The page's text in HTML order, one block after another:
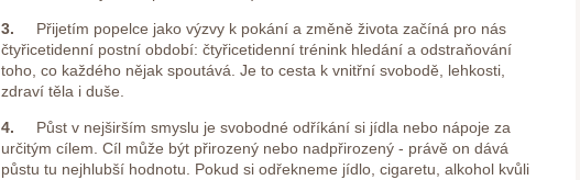
3. Přijetím popelce jako výzvy k pokání a změně života začíná pro nás
čtyřicetidenní postní období: čtyřicetidenní trénink hledání a odstraňování
toho, co každého nějak spoutává. Je to cesta k vnitřní svobodě, lehkosti,
zdraví těla i duše.
4. Půst v nejširším smyslu je svobodné odříkání si jídla nebo nápoje za
určitým cílem. Cíl může být přirozený nebo nadpřirozený - právě on dává
půstu tu nejhlubší hodnotu. Pokud si odřekneme jídlo, cigaretu, alkohol kvůli